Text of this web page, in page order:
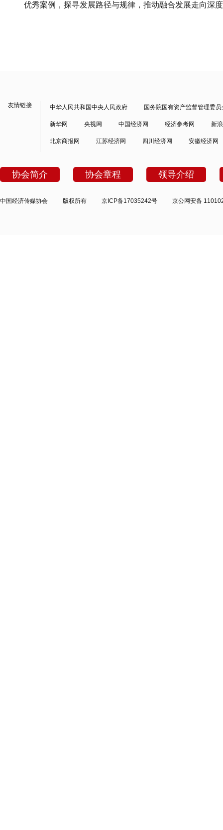
优秀案例，探寻发展路径与规律，推动融合发展走向深
友情链接 中华人民共和国中央人民政府 国务院国有资产监督管理委员
新华网 央视网 中国经济网 经济参考网 新
北京商报网 江苏经济网 四川经济网 安徽经济网
协会简介 协会章程 领导介绍
中国经济传媒协会 版权所有 京ICP备17035242号 京公网安备